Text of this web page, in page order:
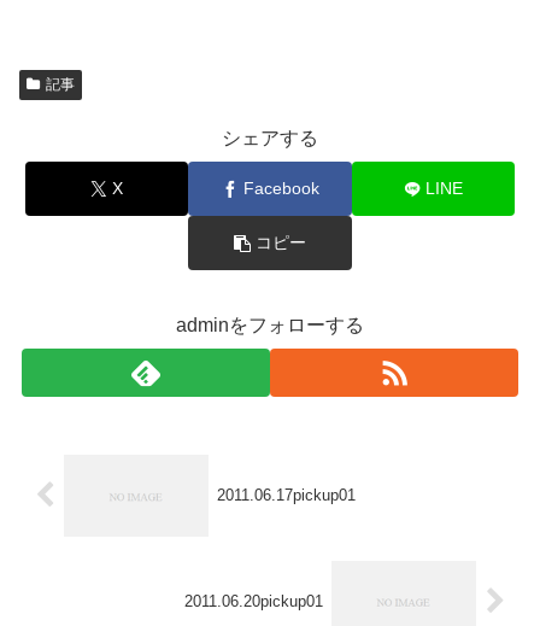
記事
シェアする
X Facebook LINE
コピー
adminをフォローする
2011.06.17pickup01
2011.06.20pickup01